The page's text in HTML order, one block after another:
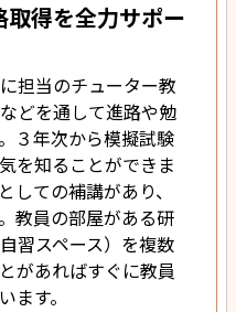
得を全力サポー
担当のチューター教
どを通して進路や勉
３年次から模擬試験
を知ることができま
しての補講があり、
教員の部屋がある研
習スペース）を複数
があればすぐに教員
ます。